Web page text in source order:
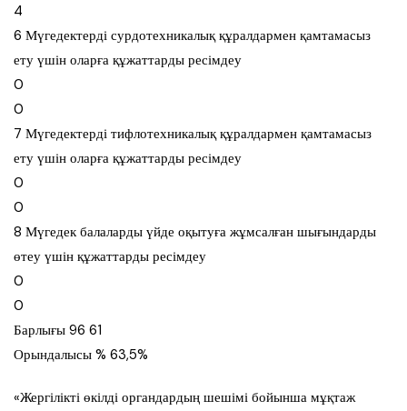
4
6 Мүгедектерді сурдотехникалық құралдармен қамтамасыз
ету үшін оларға құжаттарды ресімдеу
0
0
7 Мүгедектерді тифлотехникалық құралдармен қамтамасыз
ету үшін оларға құжаттарды ресімдеу
0
0
8 Мүгедек балаларды үйде оқытуға жұмсалған шығындарды
өтеу үшін құжаттарды ресімдеу
0
0
Барлығы 96 61
Орындалысы % 63,5%
«Жергілікті өкілді органдардың шешімі бойынша мұқтаж